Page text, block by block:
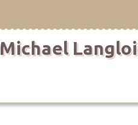
Michael